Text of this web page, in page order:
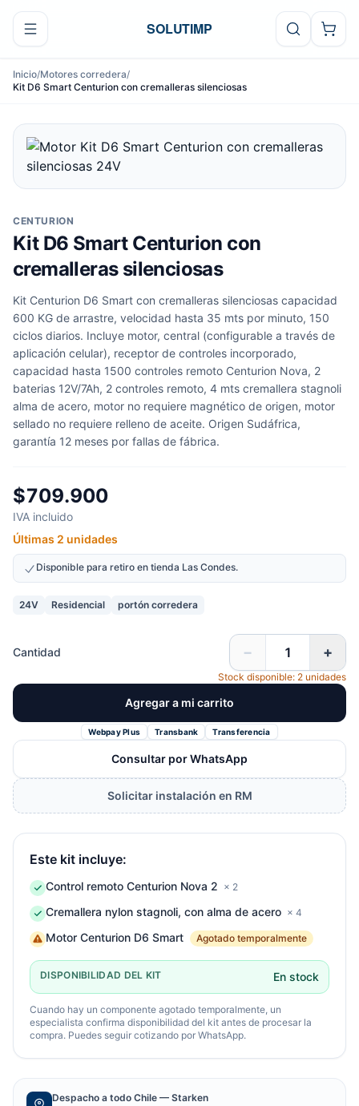
Ir al contenido
SOLUTIMP
Inicio/Motores corredera/
Kit D6 Smart Centurion con cremalleras silenciosas
CENTURION
Kit D6 Smart Centurion con
cremalleras silenciosas
Kit Centurion D6 Smart con cremalleras silenciosas capacidad
600 KG de arrastre, velocidad hasta 35 mts por minuto, 150
ciclos diarios. Incluye motor, central (configurable a través de
aplicación celular), receptor de controles incorporado,
capacidad hasta 1500 controles remoto Centurion Nova, 2
baterias 12V/7Ah, 2 controles remoto, 4 mts cremallera stagnoli
alma de acero, motor no requiere magnético de origen, motor
sellado no requiere relleno de aceite. Origen Sudáfrica,
garantía 12 meses por fallas de fábrica.
$709.900
IVA incluido
Últimas 2 unidades
Disponible para retiro en tienda Las Condes.
24V Residencial portón corredera
Cantidad − +
Stock disponible: 2 unidades
Agregar a mi carrito
Webpay Plus Transbank Transferencia
Consultar por WhatsApp
Solicitar instalación en RM
Este kit incluye:
Control remoto Centurion Nova 2 × 2
Cremallera nylon stagnoli, con alma de acero × 4
Motor Centurion D6 Smart Agotado temporalmente
DISPONIBILIDAD DEL KIT En stock
Cuando hay un componente agotado temporalmente, un
especialista confirma disponibilidad del kit antes de procesar la
compra. Puedes seguir cotizando por WhatsApp.
Despacho a todo Chile — Starken